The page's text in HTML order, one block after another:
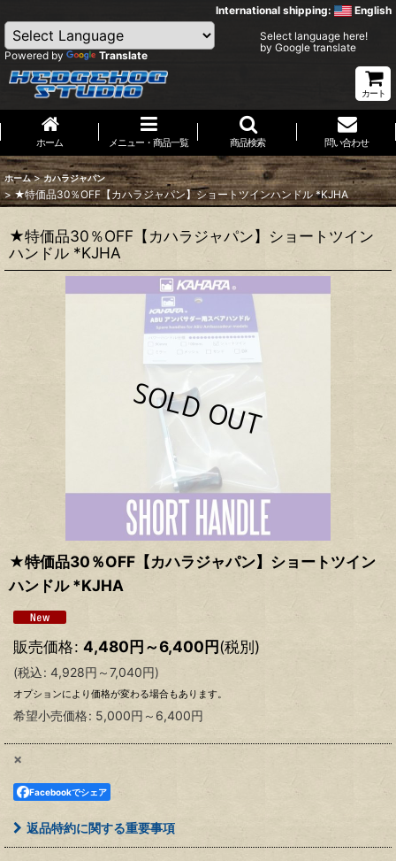
International shipping: English
Powered by Translate
Select language here!
by Google translate
カート
ホーム メニュー・商品一覧 商品検索 問い合わせ
ホーム > カハラジャパン
> ★特価品30％OFF【カハラジャパン】ショートツインハンドル *KJHA
★特価品30％OFF【カハラジャパン】ショートツイン
ハンドル *KJHA
★特価品30％OFF【カハラジャパン】ショートツイン
ハンドル *KJHA
販売価格: 4,480円～6,400円(税別)
(税込: 4,928円 ～7,040円)
オプションにより価格が変わる場合もあります。
希望小売価格: 5,000円 ～6,400円
×
Facebookでシェア
返品特約に関する重要事項